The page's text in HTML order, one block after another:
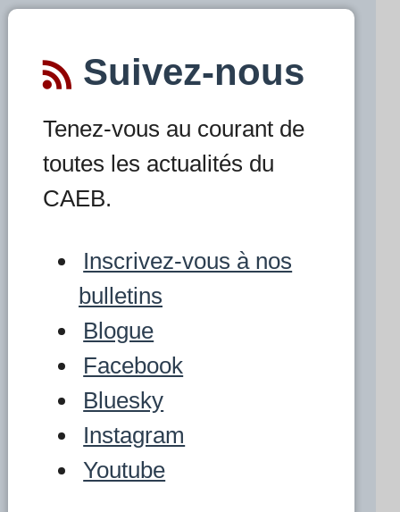
Suivez-nous
Tenez-vous au courant de
toutes les actualités du
CAEB.
Inscrivez-vous à nos
bulletins
Blogue
Facebook
Bluesky
Instagram
Youtube